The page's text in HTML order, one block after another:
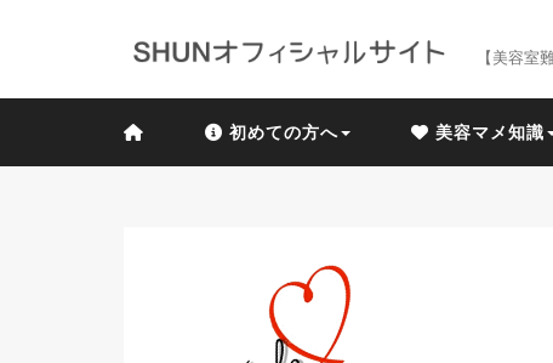
【美容室
初めての方へ 美容マメ知識